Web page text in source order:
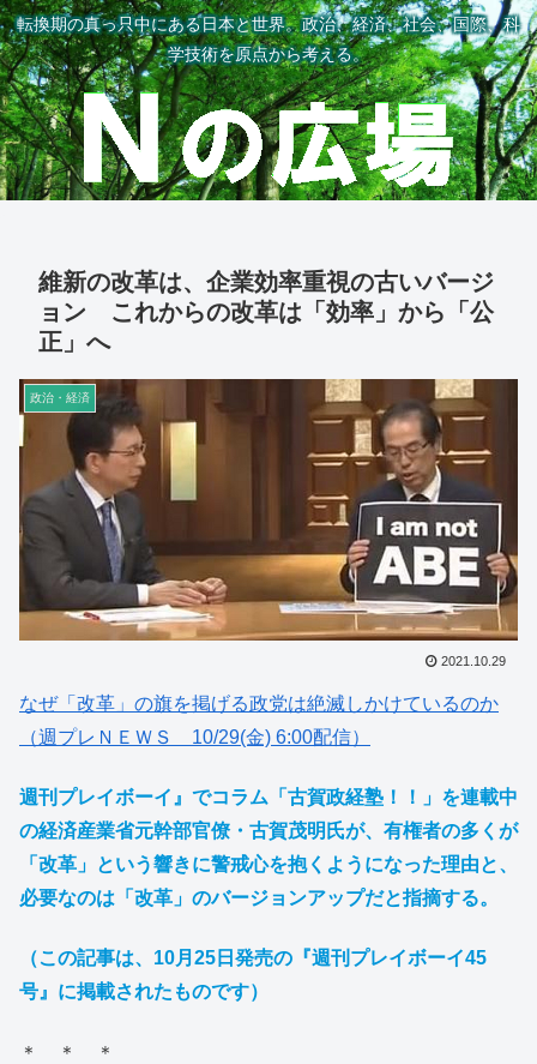
転換期の真っ只中にある日本と世界。政治、経済、社会、国際、科
学技術を原点から考える。
維新の改革は、企業効率重視の古いバージ
ョン これからの改革は「効率」から「公
正」へ
政治・経済
2021.10.29
なぜ「改革」の旗を掲げる政党は絶滅しかけているのか
（週プレＮＥＷＳ 10/29(金) 6:00配信）
週刊プレイボーイ』でコラム「古賀政経塾！！」を連載中
の経済産業省元幹部官僚・古賀茂明氏が、有権者の多くが
「改革」という響きに警戒心を抱くようになった理由と、
必要なのは「改革」のバージョンアップだと指摘する。
（この記事は、10月25日発売の『週刊プレイボーイ45
号』に掲載されたものです）
＊ ＊ ＊